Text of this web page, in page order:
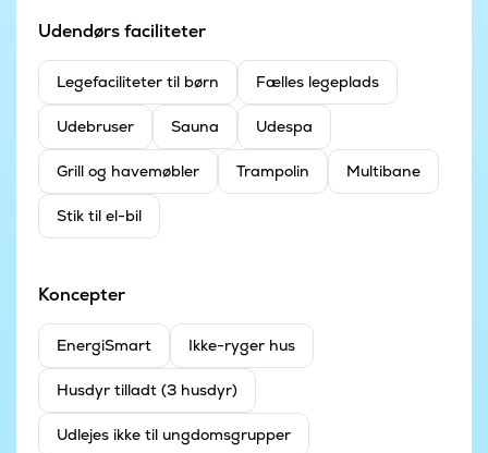
Udendørs faciliteter
Legefaciliteter til børn Fælles legeplads
Udebruser Sauna Udespa
Grill og havemøbler Trampolin Multibane
Stik til el-bil
Koncepter
EnergiSmart Ikke-ryger hus
Husdyr tilladt (3 husdyr)
Udlejes ikke til ungdomsgrupper